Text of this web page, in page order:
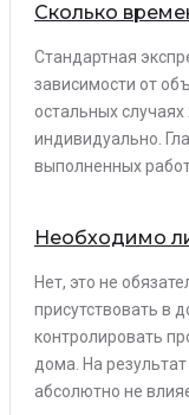
Сколько
Стандартная
зависимости от
остальных
индивидуально.
выполненных
Необходимо
Нет, это не
присутствовать в
контролировать
дома. На
абсолютно не